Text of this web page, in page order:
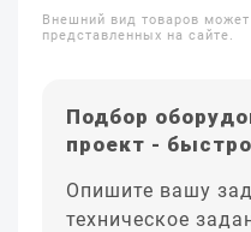
Внешний вид товаров
представленных на сайте.
Подбор
проект -
Опишите вашу
техническое